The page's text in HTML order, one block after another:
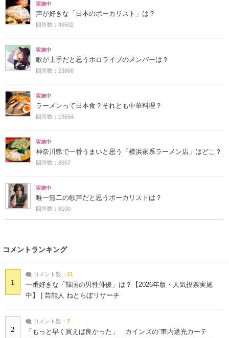
実施中
声が好きな「日本のボーカリスト」は？
回答数：49502
実施中
歌が上手だと思うホロライブのメンバーは？
回答数：23868
実施中
ラーメンって日本食？それとも中華料理？
回答数：19654
実施中
神奈川県で一番うまいと思う「横浜家系ラーメン店」はどこ？
回答数：8507
実施中
唯一無二の歌声だと思うボーカリストは？
回答数：8100
コメントランキング
1
コメント数： 21
一番好きな「韓国の男性俳優」は？【2026年版・人気投票実施
中】 | 芸能人 ねとらぼリサーチ
2
コメント数： 7
「もっと早く買えば良かった」 カインズの“車内遮光カーテ